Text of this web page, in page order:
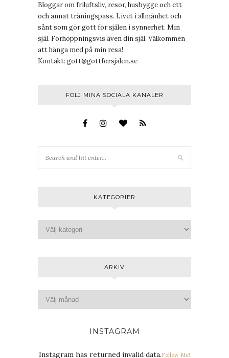
Bloggar om friluftsliv, resor, husbygge och ett
och annat träningspass. Livet i allmänhet och
sånt som gör gott för själen i synnerhet. Min
själ. Förhoppningsvis även din själ. Välkommen
att hänga med på min resa!
Kontakt: gott@gottforsjalen.se
FÖLJ MINA SOCIALA KANALER
KATEGORIER
ARKIV
INSTAGRAM
Instagram has returned invalid data.Follow Me!